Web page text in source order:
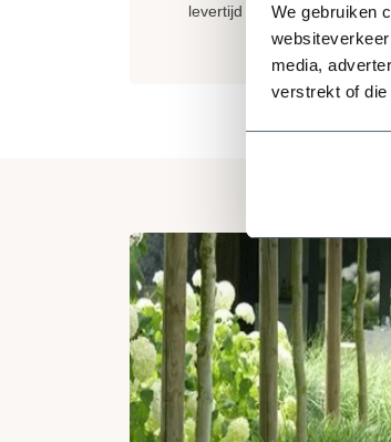
We gebruiken
media,
verstrekt of
levertijd langer, wij brengen